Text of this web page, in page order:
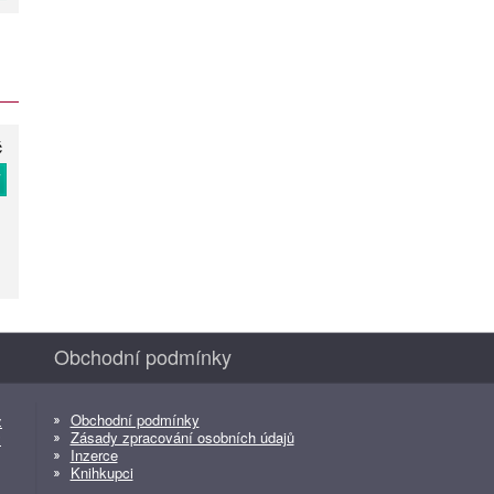
Obchodní podmínky
Obchodní podmínky
Zásady zpracování osobních údajů
Inzerce
Knihkupci